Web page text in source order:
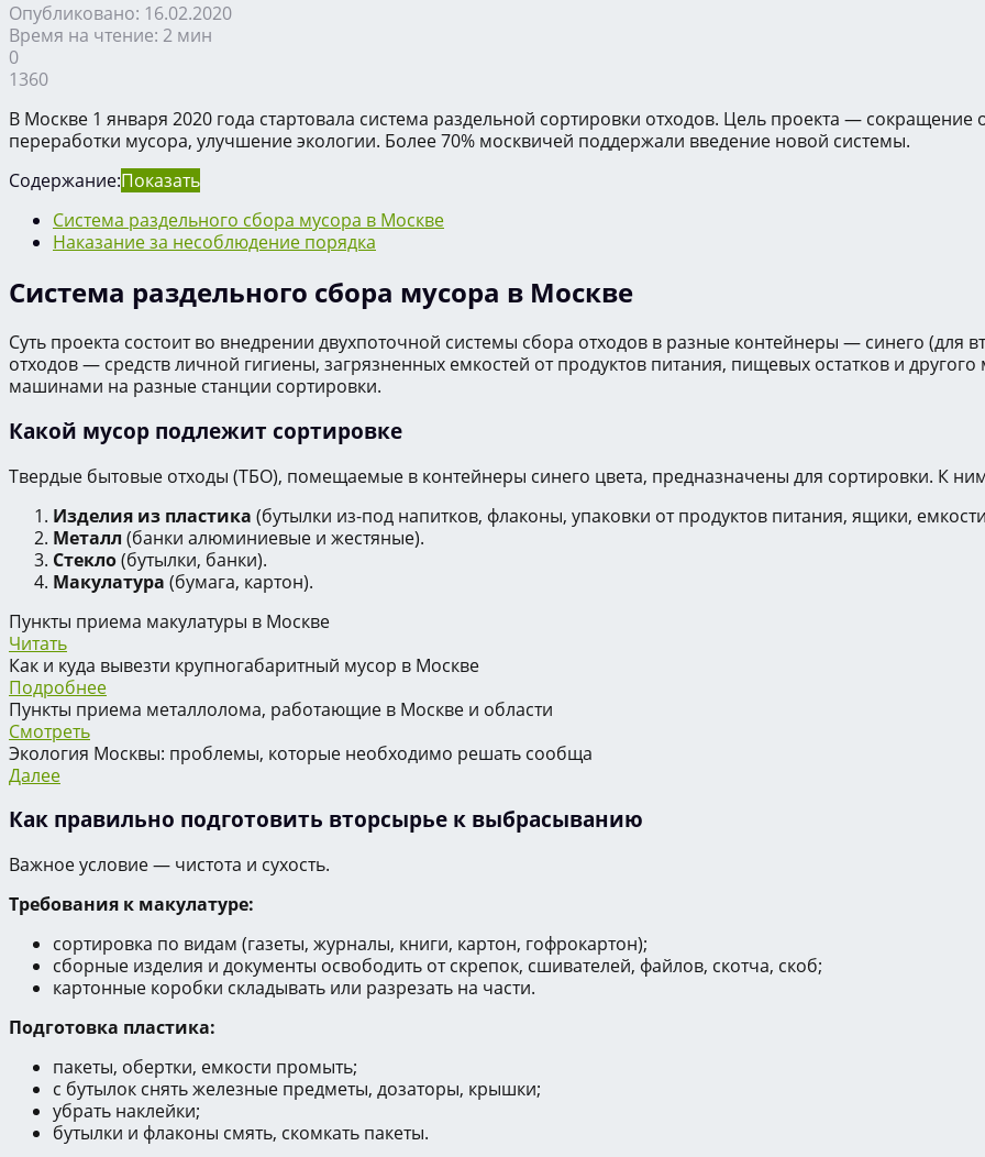
Опубликовано: 16.02.2020
Время на чтение: 2 мин
0
1360
В Москве 1 января 2020 года стартовала система раздельной сортировки отходов. Цель проекта —
переработки мусора, улучшение экологии. Более 70% москвичей поддержали введение новой системы.
Содержание:Показать
Система раздельного сбора мусора в Москве
Наказание за несоблюдение порядка
Система раздельного сбора мусора в Москве
Суть проекта состоит во внедрении двухпоточной системы сбора отходов в разные контейнеры — синего (для
отходов — средств личной гигиены, загрязненных емкостей от продуктов питания, пищевых остатков и
машинами на разные станции сортировки.
Какой мусор подлежит сортировке
Твердые бытовые отходы (ТБО), помещаемые в контейнеры синего цвета, предназначены для сортировки. К
Изделия из пластика (бутылки из-под напитков, флаконы, упаковки от продуктов питания, ящики,
Металл (банки алюминиевые и жестяные).
Стекло(бутылки, банки).
Макулатура (бумага, картон).
Пункты приема макулатуры в Москве
Читать
Как и куда вывезти крупногабаритный мусор в Москве
Подробнее
Пункты приема металлолома, работающие в Москве и области
Смотреть
Экология Москвы: проблемы, которые необходимо решать сообща
Далее
Как правильно подготовить вторсырье к выбрасыванию
Важное условие — чистота и сухость.
Требования к макулатуре:
сортировка по видам (газеты, журналы, книги, картон, гофрокартон);
сборные изделия и документы освободить от скрепок, сшивателей, файлов, скотча, скоб;
картонные коробки складывать или разрезать на части.
Подготовка пластика:
пакеты, обертки, емкости промыть;
с бутылок снять железные предметы, дозаторы, крышки;
убрать наклейки;
бутылки и флаконы смять, скомкать пакеты.